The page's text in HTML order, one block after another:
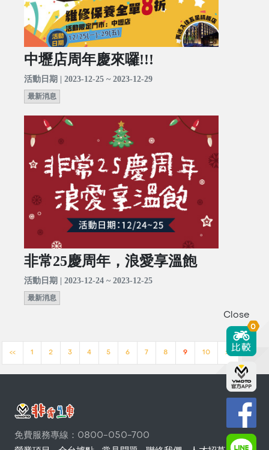
中壢店周年慶來囉!!!
活動日期 | 2023-12-25 ~ 2023-12-29
最新消息
非常25慶周年，浪愛享溫飽
活動日期 | 2023-12-24 ~ 2023-12-25
最新消息
<< 1 2 3 4 5 6 7 8 9 10 >>
免費服務專線：0800-050-700
Close
0